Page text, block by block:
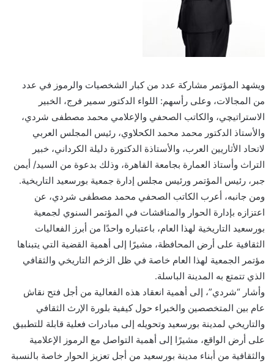
ويشهد المؤتمر مشاركة عدد من كبار الشخصيات والرموز في عدد
من المجالات، وعلى رأسهم: اللواء الدكتور سمير فرج، الخبير
الاستراتيچي، والكاتب الصحفي والإعلامي محمد مصطفى شردي،
والأستاذ الدكتور محمد محمد الكحلاوي، رئيس المجلس العربي
لاتحاد الأثاريين العرب، والأستاذة الدكتورة دليلة الكرداني، خبير
التراث وأستاذ العمارة بجامعة القاهرة، وذلك بدعوة من السيد/ أيمن
جبر، رئيس المؤتمر ورئيس مجلس إدارة جمعية بورسعيد التاريخية.
ومن جانبه، أعرب الكاتب الصحفي محمد مصطفى شردي، عن
اعتزازه بإدارة الحوار والمناقشات في المؤتمر السنوي لجمعية
بورسعيد التاريخية لهذا العام، باعتباره واحدًا من أبرز الفعاليات
الثقافية على أرض المحافظة، مشيرًا إلى أهمية القضية التي يتبناها
مؤتمر الجمعية لهذا العام خاصة في ظل الزخم التاريخي والثقافي
الذي تتمتع به المدينة الباسلة.
وأشار “شردي”، إلى أهمية انعقاد هذه الفعالية من أجل فتح نقاش
عام بين المتخصصين والخبراء حول كيفية بلورة الإرث الثقافي
والتاريخي لمدينة بورسعيد وتحويله إلى مبادرات فعلية قابلة للتطبيق
على أرض الواقع، مشيرًا إلى أهمية التواصل مع الرموز الإعلامية
والثقافية من أبناء مدينة بورسعيد من أجل تعزيز الحوار خاصة بالنسبة